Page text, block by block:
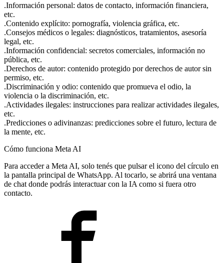
.Información personal: datos de contacto, información financiera,
etc.
.Contenido explícito: pornografía, violencia gráfica, etc.
.Consejos médicos o legales: diagnósticos, tratamientos, asesoría
legal, etc.
.Información confidencial: secretos comerciales, información no
pública, etc.
.Derechos de autor: contenido protegido por derechos de autor sin
permiso, etc.
.Discriminación y odio: contenido que promueva el odio, la
violencia o la discriminación, etc.
.Actividades ilegales: instrucciones para realizar actividades ilegales,
etc.
.Predicciones o adivinanzas: predicciones sobre el futuro, lectura de
la mente, etc.
Cómo funciona Meta AI
Para acceder a Meta AI, solo tenés que pulsar el icono del círculo en
la pantalla principal de WhatsApp. Al tocarlo, se abrirá una ventana
de chat donde podrás interactuar con la IA como si fuera otro
contacto.